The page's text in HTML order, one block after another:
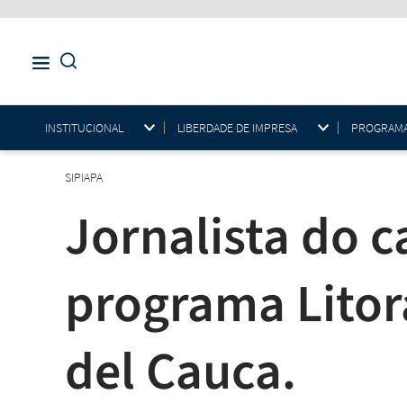
INSTITUCIONAL LIBERDADE DE IMPRESA
SIPIAPA
Jornalista do
programa
del Cauca.